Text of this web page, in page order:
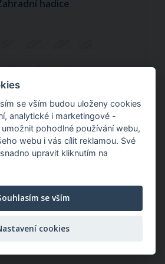
hadice
hadice
se vším budou uloženy cookies
analytické i marketingové -
pohodlné používání webu,
webu i vás cílit reklamou. Své
upravit kliknutím na
se vším
cookies